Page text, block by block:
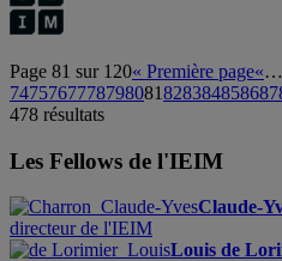
Page 81 sur 120« Première page«…
7475767778798081828384858687
478 résultats
Les Fellows de l'IEIM
Claude-
directeur de l'IEIM
Louis de